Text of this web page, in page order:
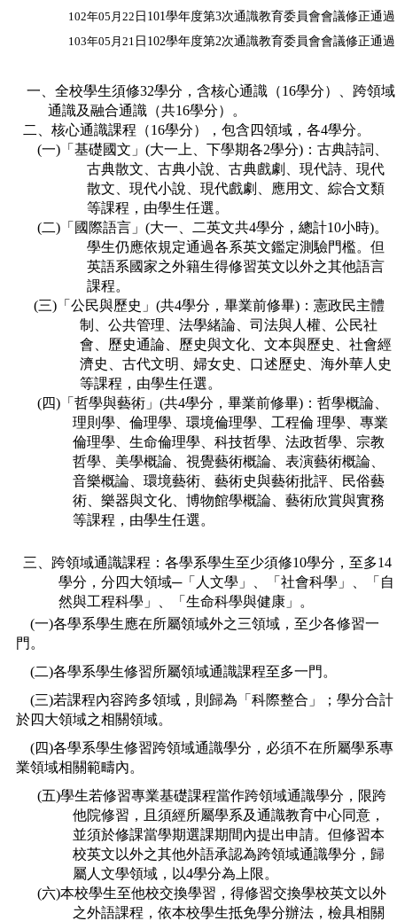
102年05月22 日101學年度第3次通識教育委員會會議修正通過
103年05月21 日102學年度第2次通識教育委員會會議修正通過
一、全校學生須修32學分，含核心通識（16學分）、跨領域
通識及融合通識（共16學分）。
二、核心通識課程（16學分），包含四領域，各4學分。
(一)「基礎國文」(大一上、下學期各2學分)：古典詩詞、
古典散文、古典小說、古典戲劇、現代詩、現代
散文、現代小說、現代戲劇、應用文、綜合文類
等課程，由學生任選。
(二)「國際語言」(大一、二英文共4學分，總計10小時)。
學生仍應依規定通過各系英文鑑定測驗門檻。但
英語系國家之外籍生得修習英文以外之其他語言
課程。
(三)「公民與歷史」(共4學分，畢業前修畢)：憲政民主體
制、公共管理、法學緒論、司法與人權、公民社
會、歷史通論、歷史與文化、文本與歷史、社會經
濟史、古代文明、婦女史、口述歷史、海外華人史
等課程，由學生任選。
(四)「哲學與藝術」(共4學分，畢業前修畢)：哲學概論、
理則學、倫理學、環境倫理學、工程倫 理學、專業
倫理學、生命倫理學、科技哲學、法政哲學、宗教
哲學、美學概論、視覺藝術概論、表演藝術概論、
音樂概論、環境藝術、藝術史與藝術批評、民俗藝
術、樂器與文化、博物館學概論、藝術欣賞與實務
等課程，由學生任選。
三、跨領域通識課程：各學系學生至少須修10學分，至多14
學分，分四大領域─「人文學」、「社會科學」、「自
然與工程科學」、「生命科學與健康」。
(一)各學系學生應在所屬領域外之三領域，至少各修習一
門。
(二)各學系學生修習所屬領域通識課程至多一門。
(三)若課程內容跨多領域，則歸為「科際整合」；學分合計
於四大領域之相關領域。
(四)各學系學生修習跨領域通識學分，必須不在所屬學系專
業領域相關範疇內。
(五)學生若修習專業基礎課程當作跨領域通識學分，限跨
他院修習，且須經所屬學系及通識教育中心同意，
並須於修課當學期選課期間內提出申請。但修習本
校英文以外之其他外語承認為跨領域通識學分，歸
屬人文學領域，以4學分為上限。
(六)本校學生至他校交換學習，得修習交換學校英文以外
之外語課程，依本校學生抵免學分辦法，檢具相關